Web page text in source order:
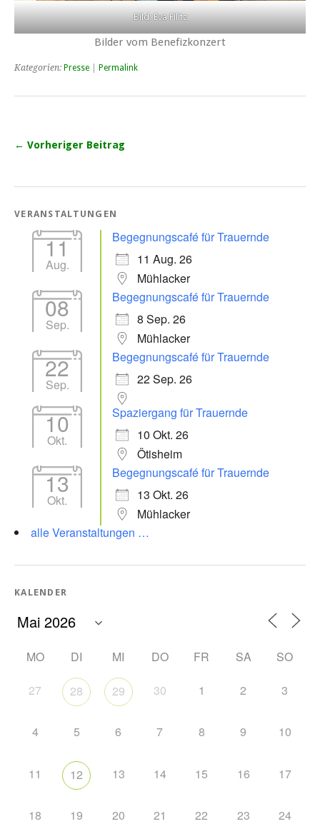
Bild: Eva Filitz
Bilder vom Benefizkonzert
Kategorien: Presse Permalink
← Vorheriger Beitrag
VERANSTALTUNGEN
11
Aug.
Begegnungscafé für Trauernde
11 Aug. 26
Mühlacker
08
Sep.
Begegnungscafé für Trauernde
8 Sep. 26
Mühlacker
22
Sep.
Begegnungscafé für Trauernde
22 Sep. 26
10
Okt.
Spaziergang für Trauernde
10 Okt. 26
Ötisheim
13
Okt.
Begegnungscafé für Trauernde
13 Okt. 26
Mühlacker
alle Veranstaltungen …
KALENDER
MO DI MI DO FR SA SO
27 28 29 30 1 2 3
4 5 6 7 8 9 10
11 12 13 14 15 16 17
18 19 20 21 22 23 24